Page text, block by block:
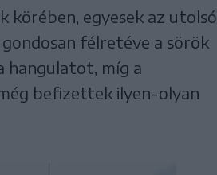
körében, egyesek az utolsó
félretéve a sörök
hangulatot, míg a
befizettek ilyen-olyan